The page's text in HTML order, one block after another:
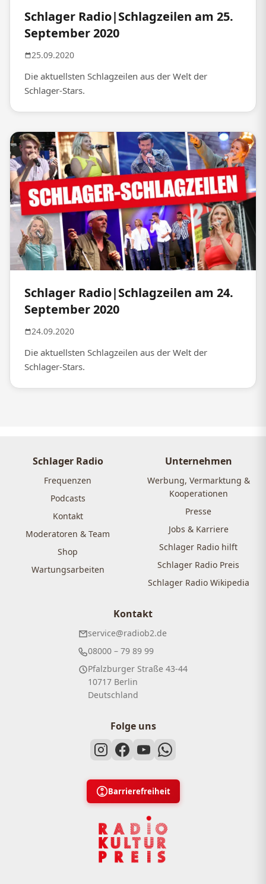
Schlager Radio|Schlagzeilen am 25.
September 2020
25.09.2020
Die aktuellsten Schlagzeilen aus der Welt der
Schlager-Stars.
Schlager Radio|Schlagzeilen am 24.
September 2020
24.09.2020
Die aktuellsten Schlagzeilen aus der Welt der
Schlager-Stars.
Schlager Radio
Frequenzen
Podcasts
Kontakt
Moderatoren & Team
Shop
Wartungsarbeiten
Unternehmen
Werbung, Vermarktung &
Kooperationen
Presse
Jobs & Karriere
Schlager Radio hilft
Schlager Radio Preis
Schlager Radio Wikipedia
Kontakt
service@radiob2.de
08000 – 79 89 99
Pfalzburger Straße 43-44
10717 Berlin
Deutschland
Folge uns
Barrierefreiheit